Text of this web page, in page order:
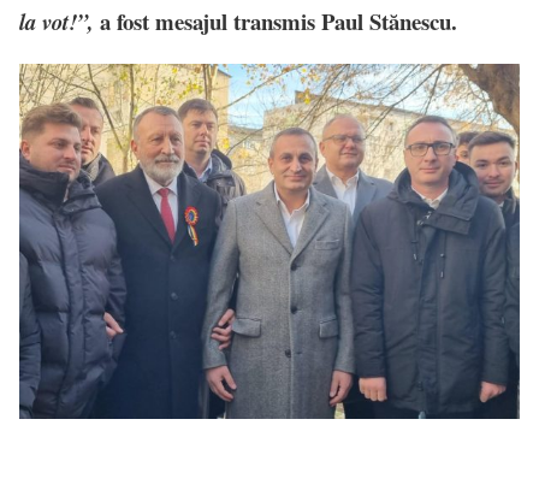
la vot!”, a fost mesajul transmis Paul Stănescu.